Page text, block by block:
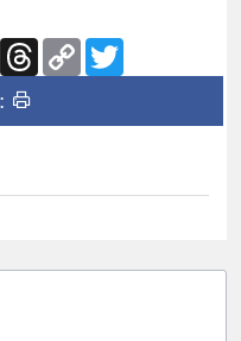
PinterestThreads
Copy
Link